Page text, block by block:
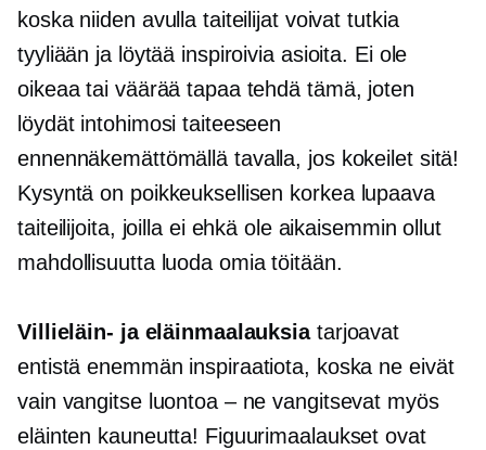
koska niiden avulla taiteilijat voivat tutkia
tyyliään ja löytää inspiroivia asioita. Ei ole
oikeaa tai väärää tapaa tehdä tämä, joten
löydät intohimosi taiteeseen
ennennäkemättömällä tavalla, jos kokeilet sitä!
Kysyntä on poikkeuksellisen korkea lupaava
taiteilijoita, joilla ei ehkä ole aikaisemmin ollut
mahdollisuutta luoda omia töitään.
Villieläin- ja eläinmaalauksiatarjoavat
entistä enemmän inspiraatiota, koska ne eivät
vain vangitse luontoa – ne vangitsevat myös
eläinten kauneutta! Figuurimaalaukset ovat